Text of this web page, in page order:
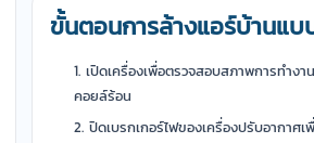
ขั้นตอนการล้างแอร์บ้านแ
เปิดเครื่องเพื่อตรวจสอบสภาพการทำงา
คอยล์ร้อน
ปิดเบรกเกอร์ไฟของเครื่องปรับอากาศ